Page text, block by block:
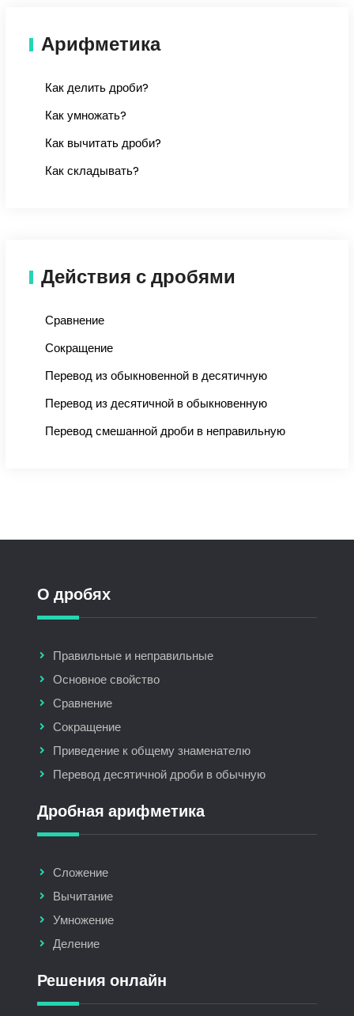
Арифметика
Как делить дроби?
Как умножать?
Как вычитать дроби?
Как складывать?
Действия с дробями
Сравнение
Сокращение
Перевод из обыкновенной в десятичную
Перевод из десятичной в обыкновенную
Перевод смешанной дроби в неправильную
О дробях
Правильные и неправильные
Основное свойство
Сравнение
Сокращение
Приведение к общему знаменателю
Перевод десятичной дроби в обычную
Дробная арифметика
Сложение
Вычитание
Умножение
Деление
Решения онлайн